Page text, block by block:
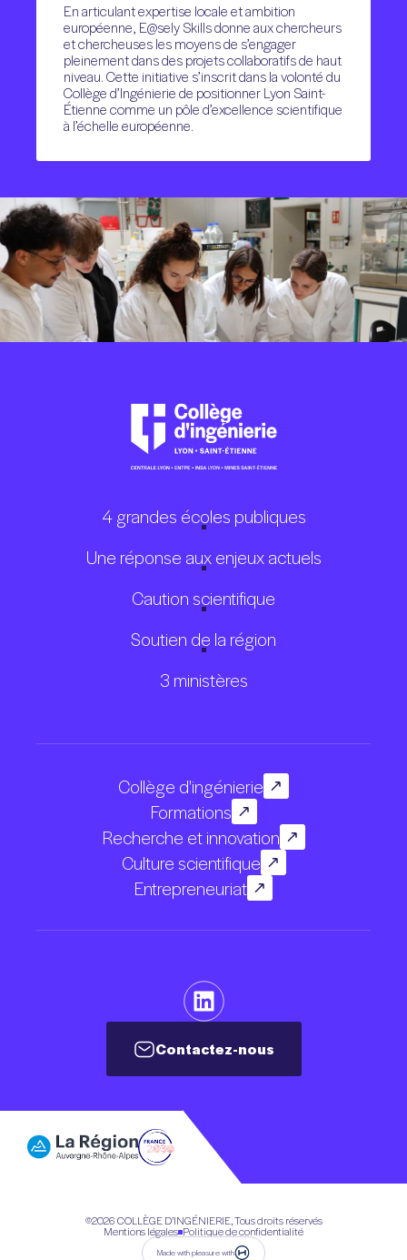
En articulant expertise locale et ambition
européenne, E@sely Skills donne aux chercheurs
et chercheuses les moyens de s’engager
pleinement dans des projets collaboratifs de haut
niveau. Cette initiative s’inscrit dans la volonté du
Collège d’Ingénierie de positionner Lyon Saint-
Étienne comme un pôle d’excellence scientifique
à l’échelle européenne.
4 grandes écoles publiques
Une réponse aux enjeux actuels
Caution scientifique
Soutien de la région
3 ministères
Collège d'ingénierie
Formations
Recherche et innovation
Culture scientifique
Entrepreneuriat
Contactez-nous
Contactez-nous
©2026 COLLÈGE D’INGÉNIERIE, Tous droits réservés
Mentions légales Politique de confidentialité
Made with pleasure with